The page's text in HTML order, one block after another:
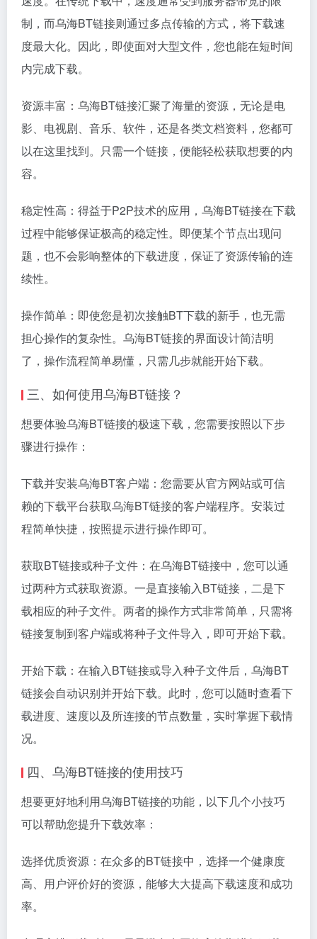
制，而乌海BT链接则通过多点传输的方式，将下载速
度最大化。因此，即使面对大型文件，您也能在短时间
内完成下载。
资源丰富：乌海BT链接汇聚了海量的资源，无论是电
影、电视剧、音乐、软件，还是各类文档资料，您都可
以在这里找到。只需一个链接，便能轻松获取想要的内
容。
稳定性高：得益于P2P技术的应用，乌海BT链接在下载
过程中能够保证极高的稳定性。即便某个节点出现问
题，也不会影响整体的下载进度，保证了资源传输的连
续性。
操作简单：即使您是初次接触BT下载的新手，也无需
担心操作的复杂性。乌海BT链接的界面设计简洁明
了，操作流程简单易懂，只需几步就能开始下载。
三、如何使用乌海BT链接？
想要体验乌海BT链接的极速下载，您需要按照以下步
骤进行操作：
下载并安装乌海BT客户端：您需要从官方网站或可信
赖的下载平台获取乌海BT链接的客户端程序。安装过
程简单快捷，按照提示进行操作即可。
获取BT链接或种子文件：在乌海BT链接中，您可以通
过两种方式获取资源。一是直接输入BT链接，二是下
载相应的种子文件。两者的操作方式非常简单，只需将
链接复制到客户端或将种子文件导入，即可开始下载。
开始下载：在输入BT链接或导入种子文件后，乌海BT
链接会自动识别并开始下载。此时，您可以随时查看下
载进度、速度以及所连接的节点数量，实时掌握下载情
况。
四、乌海BT链接的使用技巧
想要更好地利用乌海BT链接的功能，以下几个小技巧
可以帮助您提升下载效率：
选择优质资源：在众多的BT链接中，选择一个健康度
高、用户评价好的资源，能够大大提高下载速度和成功
率。